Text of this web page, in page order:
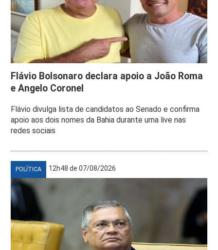
Flávio Bolsonaro declara apoio a João Roma
e Angelo Coronel
Flávio divulga lista de candidatos ao Senado e confirma
apoio aos dois nomes da Bahia durante uma live nas
redes sociais
POLÍTICA 12h48 de 07/08/2026